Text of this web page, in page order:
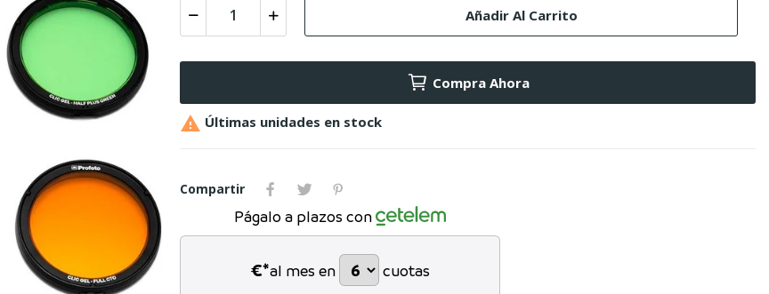
Añadir Al Carrito
Compra Ahora
 Últimas unidades en stock
Compartir
Págalo a plazos con
€*al mes en cuotas